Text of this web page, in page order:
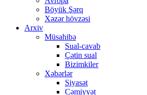
Böyük Şərq
Xəzər hövzəsi
Arxiv
Müsahibə
Sual-cavab
Çətin sual
Bizimkiler
Xəbərlər
Siyasət
Cəmiyyət